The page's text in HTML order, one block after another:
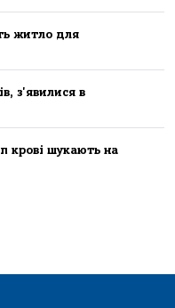
житло для
з'явилися в
крові шукають на